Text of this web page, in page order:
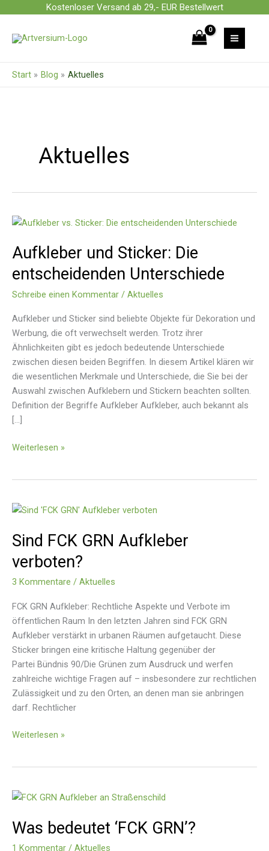
Kostenloser Versand ab 29,- EUR Bestellwert
springen
Start Blog Aktuelles
Aktuelles
Aufkleber und Sticker: Die
entscheidenden Unterschiede
Schreibe einen Kommentar / Aktuelles
Aufkleber und Sticker sind beliebte Objekte für Dekoration und
Werbung, die oft verwechselt werden. Trotz ihrer
Ähnlichkeiten gibt es jedoch bedeutende Unterschiede
zwischen diesen beiden Begriffen. In diesem Artikel klären wir
die wesentlichen Merkmale und Unterschiede, die Sie bei der
Auswahl zwischen Aufklebern und Stickern beachten sollten.
Definition der Begriffe Aufkleber Aufkleber, auch bekannt als
[…]
Aufkleber
Sticker:
entscheidenden
Unterschiede
Weiterlesen »
Sind FCK GRN Aufkleber
verboten?
3 Kommentare / Aktuelles
FCK GRN Aufkleber: Rechtliche Aspekte und Verbote im
öffentlichen Raum In den letzten Jahren sind FCK GRN
Aufkleber verstärkt in urbanen Räumen aufgetaucht. Diese
Sticker bringen eine kritische Haltung gegenüber der
Partei Bündnis 90/Die Grünen zum Ausdruck und werfen
zahlreiche wichtige Fragen auf – insbesondere zur rechtlichen
Zulässigkeit und zu den Orten, an denen man sie anbringen
darf. Rechtlicher
Sind
GRN
verboten?
Weiterlesen »
Was bedeutet ‘FCK GRN’?
1 Kommentar / Aktuelles
Was
‘FCK